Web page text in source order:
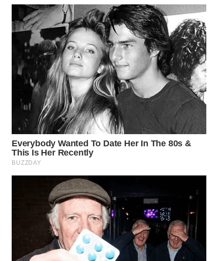
WN
SUBANG
WN
SUKABUMI
WN
PURWAKARTA
WN
PRIANGAN
TIMUR
WN
BOROBUDUR